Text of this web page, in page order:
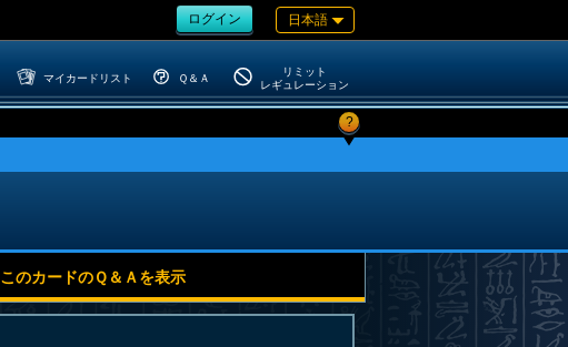
ログイン 日本語
マイカードリスト Ｑ＆Ａ
リミット
レギュレーション
?
このカードのＱ＆Ａを表示